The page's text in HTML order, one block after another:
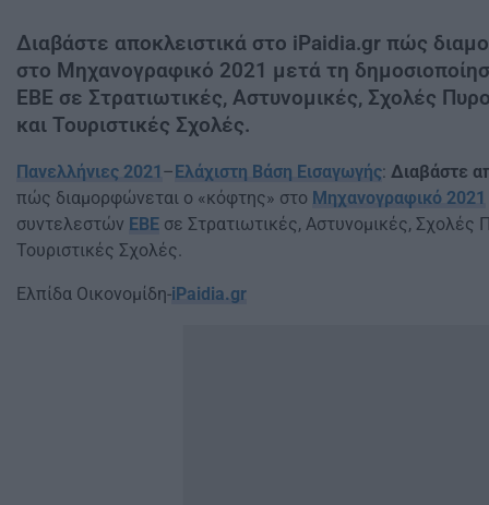
Διαβάστε αποκλειστικά στο iPaidia.gr πώς
στο Μηχανογραφικό 2021 μετά τη
ΕΒΕ σε Στρατιωτικές, Αστυνομικές, Σχολές
και Τουριστικές Σχολές.
Πανελλήνιες 2021 –Ελάχιστη Βάση Εισαγωγής: Διαβάστε
πώς διαμορφώνεται ο «κόφτης» στο Μηχανογραφικό 2021
συντελεστών ΕΒΕ σε Στρατιωτικές, Αστυνομικές, Σχολές
Τουριστικές Σχολές.
Ελπίδα Οικονομίδη-iPaidia.gr